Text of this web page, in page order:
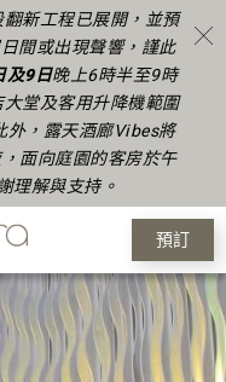
預訂
新工程已展開，並預
間或出現聲響，謹此
及9日晚上6時半至9時
堂及客用升降機範圍
外，露天酒廊Vibes將
面向庭園的客房於午
理解與支持。